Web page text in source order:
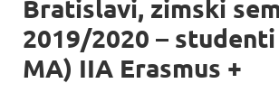
Bratislavi, zimski
2019/2020 –
MA) IIA Erasmus +